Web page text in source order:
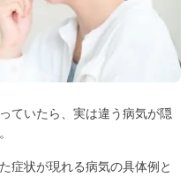
ていたら、実は違う病気が隠
症状が現れる病気の具体例と